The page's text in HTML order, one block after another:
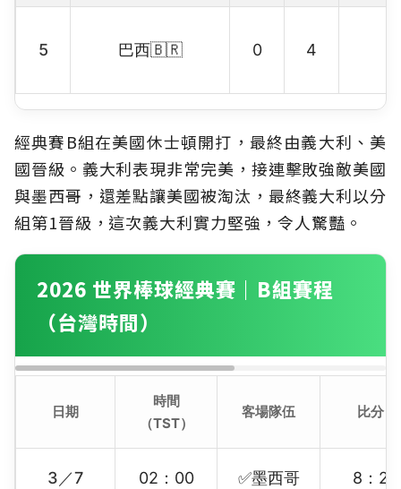
5 巴西🇧🇷 0 4
經典賽B組在美國休士頓開打，最終由義大利、美
國晉級。義大利表現非常完美，接連擊敗強敵美國
與墨西哥，還差點讓美國被淘汰，最終義大利以分
組第1晉級，這次義大利實力堅強，令人驚豔。
2026 世界棒球經典賽｜B組賽程
（台灣時間）
日期
時間
（TST）
客場隊伍 比分
3／7 02：00 ✅墨西哥 8：2